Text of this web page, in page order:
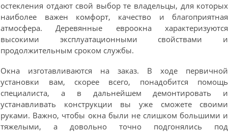
остекления отдают свой выбор те владельцы, для которых
наиболее важен комфорт, качество и благоприятная
атмосфера. Деревянные евроокна характеризуются
высокими эксплуатационными свойствами и
продолжительным сроком службы.
Окна изготавливаются на заказ. В ходе первичной
установки вам, скорее всего, понадобится помощь
специалиста, а в дальнейшем демонтировать и
устанавливать конструкции вы уже сможете своими
руками. Важно, чтобы окна были не слишком большими и
тяжелыми, а довольно точно подгонялись под